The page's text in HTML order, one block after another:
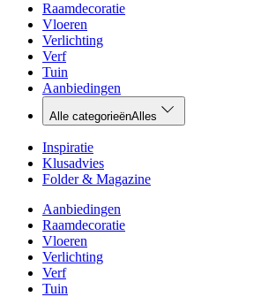
Raamdecoratie
Vloeren
Verlichting
Verf
Tuin
Aanbiedingen
Alle categorieënAlles
Inspiratie
Klusadvies
Folder & Magazine
Aanbiedingen
Raamdecoratie
Vloeren
Verlichting
Verf
Tuin